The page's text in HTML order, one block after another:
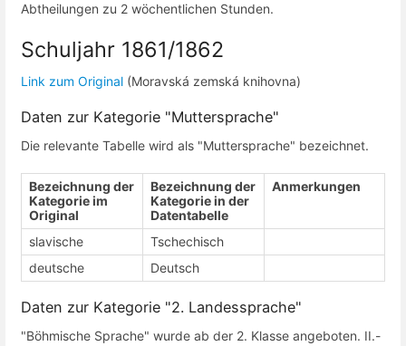
Abtheilungen zu 2 wöchentlichen Stunden.
Schuljahr 1861/1862
Link zum Original (Moravská zemská knihovna)
Daten zur Kategorie "Muttersprache"
Die relevante Tabelle wird als "Muttersprache" bezeichnet.
Bezeichnung der
Kategorie im
Original
Bezeichnung der
Kategorie in der
Datentabelle
Anmerkungen
slavische
Tschechisch
deutsche
Deutsch
Daten zur Kategorie "2. Landessprache"
"Böhmische Sprache" wurde ab der 2. Klasse angeboten. II.-